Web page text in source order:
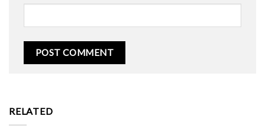
RELATED